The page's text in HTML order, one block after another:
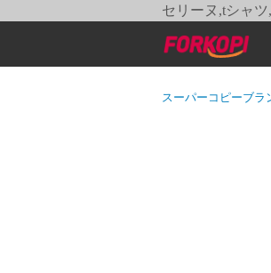
セリーヌ,tシャ
スーパーコピーブラ